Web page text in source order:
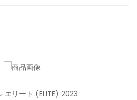
エリート (ELITE) 2023